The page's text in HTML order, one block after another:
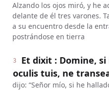
Alzando los ojos miró, y he
delante de él tres varones.
a su encuentro desde la
postrándose en tierra
3
Et dixit : Domine,
oculis tuis, ne
dijo: “Señor mío, si he